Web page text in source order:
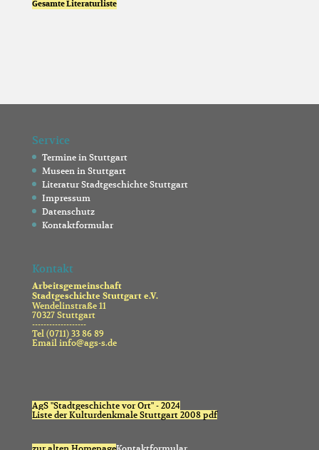
Gesamte Literaturliste
Service
Termine in Stuttgart
Museen in Stuttgart
Literatur Stadtgeschichte Stuttgart
Impressum
Datenschutz
Kontaktformular
Kontakt
Arbeitsgemeinschaft
Stadtgeschichte Stuttgart e.V.
Wendelinstraße 11
70327 Stuttgart
-------------------
Tel (0711) 33 86 89
Email info@ags-s.de
AgS "Stadtgeschichte vor Ort" - 2024
Liste der Kulturdenkmale Stuttgart 2008 pdf